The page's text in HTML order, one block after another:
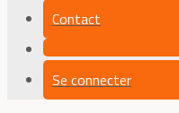
Contact
Se connecter